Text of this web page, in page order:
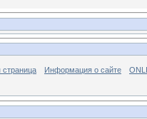
страница Информация о сайте